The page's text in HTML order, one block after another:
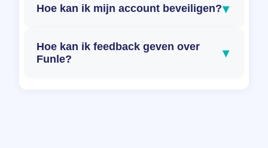
Hoe kan ik mijn account beveiligen?▾
Hoe kan ik feedback geven over
Funle?
▾